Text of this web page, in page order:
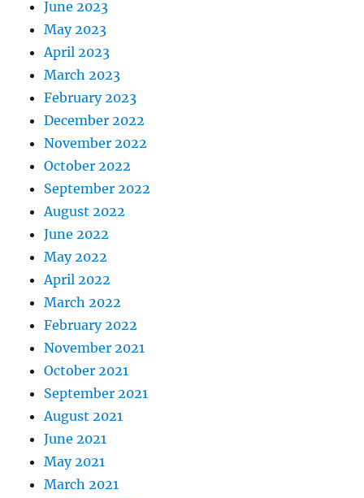
June 2023
May 2023
April 2023
March 2023
February 2023
December 2022
November 2022
October 2022
September 2022
August 2022
June 2022
May 2022
April 2022
March 2022
February 2022
November 2021
October 2021
September 2021
August 2021
June 2021
May 2021
March 2021